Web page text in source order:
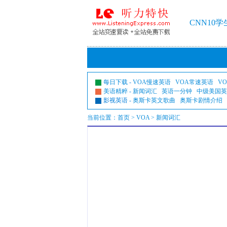
CNN10学
每日下载 - VOA慢速英语 VOA常速英语
美语精粹 - 新闻词汇 英语一分钟 中级美国
影视英语 - 奥斯卡英文歌曲 奥斯卡剧情介绍
当前位置： 首页 > VOA> 新闻词汇